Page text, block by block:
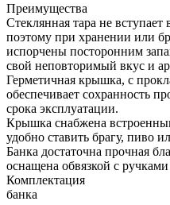
Преимущества
Стеклянная тара не
поэтому при хранении или
испорчены посторонним
свой неповторимый вкус и
Герметичная крышка, с
обеспечивает сохранность
срока эксплуатации.
Крышка снабжена
удобно ставить брагу, пиво
Банка достаточна прочная
оснащена обвязкой с
Комплектация
банка